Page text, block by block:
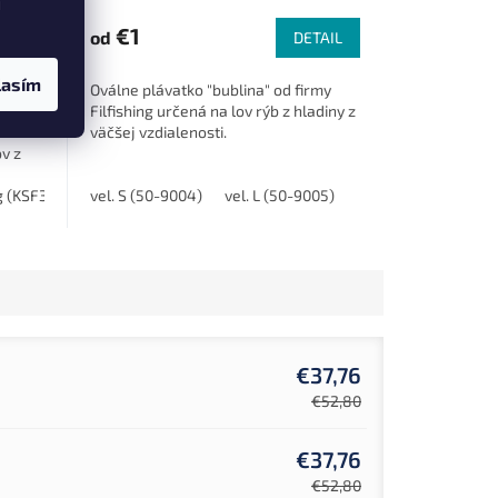
660 g (KS660P)
z
(KSF30) 50 g (KSF50) 80 g (KSF80)
od €1 DETAIL
Oválne plávatko "bublina" od firmy
Filfishing určená na lov rýb z hladiny z
väčšej vzdialenosti.
vel. S (50-9004) vel. L (50-9005)
€37,76
€52,80
€37,76
€52,80